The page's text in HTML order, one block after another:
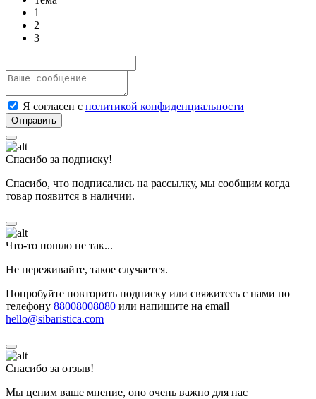
1
2
3
Я согласен с политикой конфиденциальности
Спасибо за подписку!
Спасибо, что подписались на рассылку, мы сообщим когда
товар появится в наличии.
Что-то пошло не так...
Не переживайте, такое случается.
Попробуйте повторить подписку или свяжитесь с нами по
телефону 88008008080 или напишите на email
hello@sibaristica.com
Спасибо за отзыв!
Мы ценим ваше мнение, оно очень важно для нас